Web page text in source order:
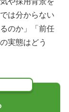
は分からない
のか」「前任
実態はどう